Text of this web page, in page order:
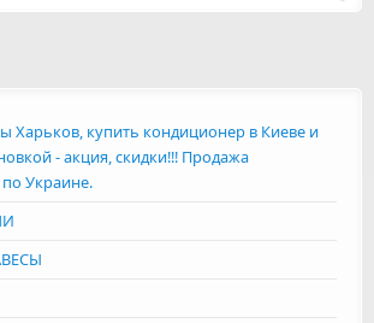
Харьков, купить кондиционер в Киеве и
- акция, скидки!!! Продажа
Украине.